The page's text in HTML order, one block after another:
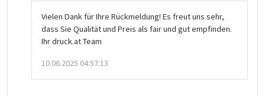
Vielen Dank für Ihre Rückmeldung! Es freut uns sehr,
dass Sie Qualität und Preis als fair und gut empfinden.
Ihr druck.at Team
10.06.2025 04:57:13